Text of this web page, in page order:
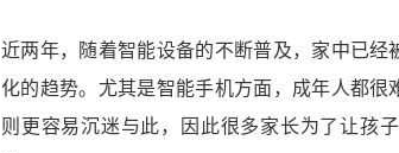
近两年，随着智能设备的不断普及，家中已
化的趋势。尤其是智能手机方面，成年人都
则更容易沉迷与此，因此很多家长为了让孩